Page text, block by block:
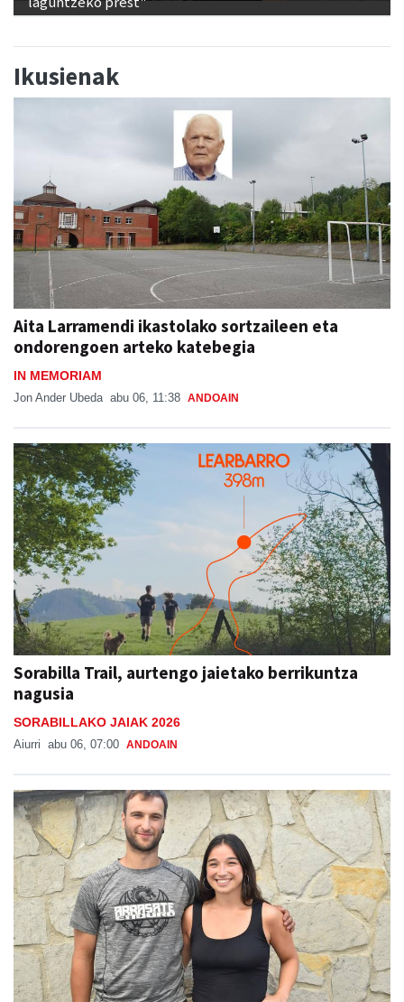
Ikusienak
Aita Larramendi ikastolako sortzaileen eta
ondorengoen arteko katebegia
IN MEMORIAM
Jon Ander Ubeda abu 06, 11:38 ANDOAIN
Sorabilla Trail, aurtengo jaietako berrikuntza
nagusia
SORABILLAKO JAIAK 2026
Aiurri abu 06, 07:00 ANDOAIN